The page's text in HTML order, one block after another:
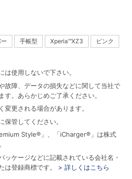
手帳型 Xperia™XZ3 ピンク
は使用しないで下さい。
故障、データの損失などに関して当社で
す。あらかじめご了承ください。
変更される場合があります。
保管してください。
Style®」、「iCharger®」は株式
ッケージなどに記載されている会社名・
は登録商標です。
> 詳しくはこちら